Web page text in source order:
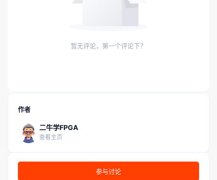
暂无评论，第一个评论下？
作者
二牛学FPGA
查看主页
参与讨论